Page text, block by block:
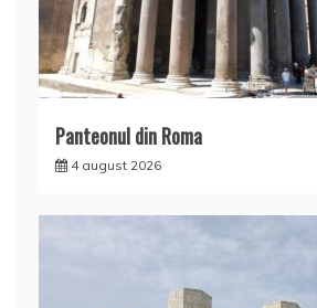
Panteonul din Roma
4 august 2026